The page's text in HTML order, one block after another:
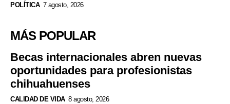
POLÍTICA 7 agosto, 2026
MÁS POPULAR
Becas internacionales abren nuevas
oportunidades para profesionistas
chihuahuenses
CALIDAD DE VIDA 8 agosto, 2026